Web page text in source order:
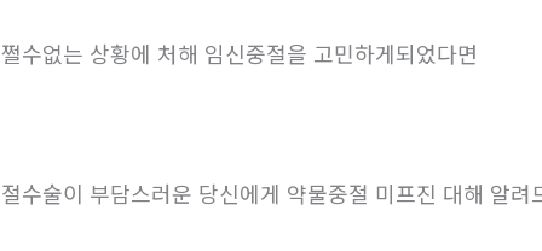
수없는 상황에 처해 임신중절을 고민하게되었다면
수술이 부담스러운 당신에게 약물중절 미프진 대해 알려